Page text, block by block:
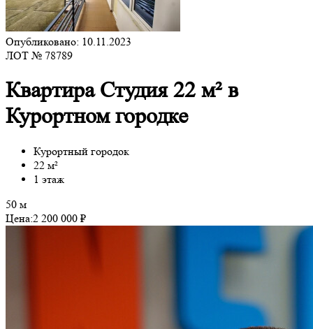
Опубликовано: 10.11.2023
ЛОТ № 78789
Квартира Студия 22 м² в
Курортном городке
Курортный городок
22 м²
1 этаж
50 м
Цена:2 200 000 ₽